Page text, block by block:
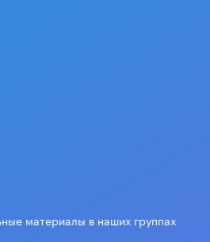
материалы в наших группах